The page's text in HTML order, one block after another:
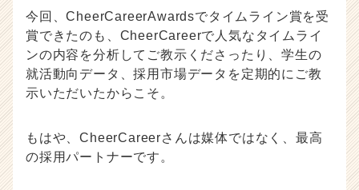
今回、CheerCareerAwardsでタイムライン賞を受
賞できたのも、CheerCareerで人気なタイムライ
ンの内容を分析してご教示くださったり、学生の
就活動向データ、採用市場データを定期的にご教
示いただいたからこそ。
もはや、CheerCareerさんは媒体ではなく、最高
の採用パートナーです。